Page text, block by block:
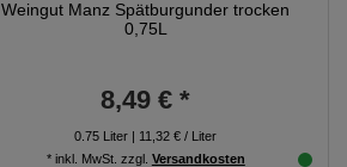
Weingut Manz Spätburgunder trocken
0,75L
8,49 € *
0.75 Liter | 11,32 € / Liter
* inkl. MwSt. zzgl. Versandkosten